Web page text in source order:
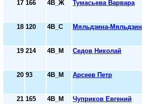
17 166 4В_Ж Тумасьева Варвара
18 120 4В_С Мяльдзина-Мяльдзин
19 214 4В_М Седов Николай
20 93 4В_М Арсеев Петр
21 165 4В_М Чуприков Евгений